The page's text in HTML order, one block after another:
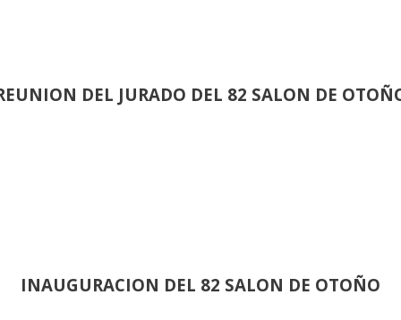
DEL JURADO DEL 82 SALON DE
INAUGURACION DEL 82 SALON DE OTOÑO